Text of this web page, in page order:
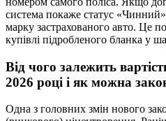
система покаже статус «Чинний»,
марку застрахованого авто. Це
купівлі підробленого бланка у
Від чого залежить
2026 році і як можна
Одна з головних змін нового